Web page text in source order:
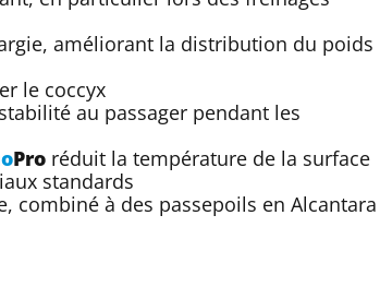
améliorant la distribution du poids
le coccyx
au passager pendant les
Pro réduit la température de la surface
standards
combiné à des passepoils en Alcantara